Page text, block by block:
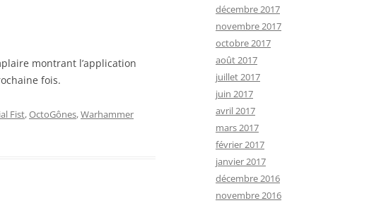
montrant l’application
fois.
Fist,OctoGônes,Warhammer
décembre 2017
novembre 2017
octobre 2017
août 2017
juillet 2017
juin 2017
avril 2017
mars 2017
février 2017
janvier 2017
décembre 2016
novembre 2016